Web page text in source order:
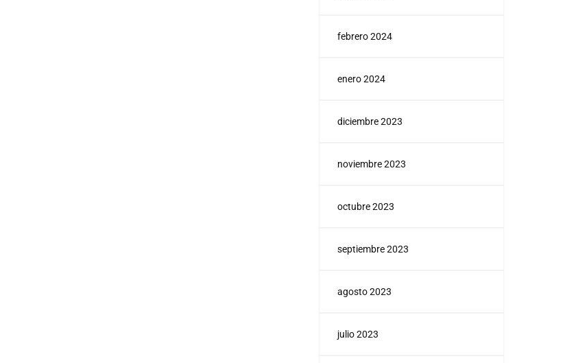
febrero 2024
enero 2024
diciembre 2023
noviembre 2023
octubre 2023
septiembre 2023
agosto 2023
julio 2023